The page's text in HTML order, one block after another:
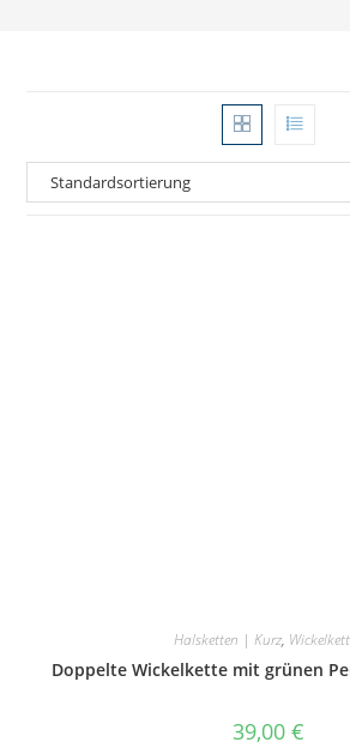
Halsketten | Kurz,
Doppelte Wickelkette mit grünen
39,00 €